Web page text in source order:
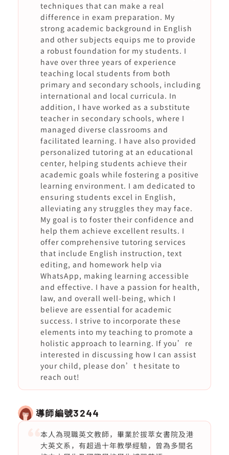
techniques that can make a real
difference in exam preparation. My
strong academic background in English
and other subjects equips me to provide
a robust foundation for my students. I
have over three years of experience
teaching local students from both
primary and secondary schools, including
international and local curricula. In
addition, I have worked as a substitute
teacher in secondary schools, where I
managed diverse classrooms and
facilitated learning. I have also provided
personalized tutoring at an educational
center, helping students achieve their
academic goals while fostering a positive
learning environment. I am dedicated to
ensuring students excel in English,
alleviating any struggles they may face.
My goal is to foster their confidence and
help them achieve excellent results. I
offer comprehensive tutoring services
that include English instruction, text
editing, and homework help via
WhatsApp, making learning accessible
and effective. I have a passion for health,
law, and overall well-being, which I
believe are essential for academic
success. I strive to incorporate these
elements into my teaching to promote a
holistic approach to learning. If you’re
interested in discussing how I can assist
your child, please don’t hesitate to
reach out!
導師編號3244
本人為現職英文教師，畢業於拔萃女書院及港
大英文系，有超過十年教學經驗，曾為多間名